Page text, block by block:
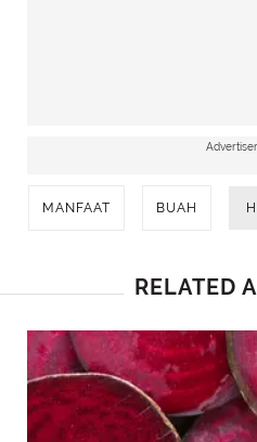
MANFAAT BUAH
RELATED